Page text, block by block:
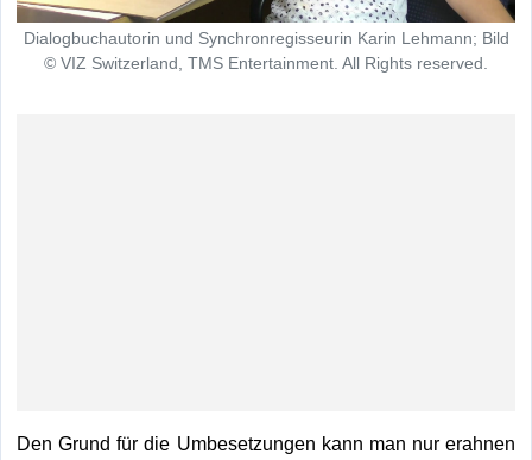
Dialogbuchautorin und Synchronregisseurin Karin Lehmann; Bild
© VIZ Switzerland, TMS Entertainment. All Rights reserved.
Den Grund für die Umbesetzungen kann man nur erahnen